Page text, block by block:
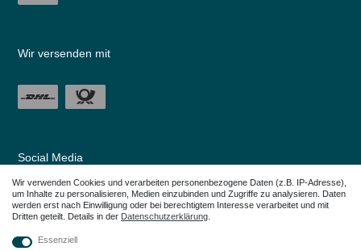
Wir versenden mit
Social Media
Wir verwenden Cookies und verarbeiten personenbezogene Daten (z.B. IP-Adresse),
um Inhalte zu personalisieren, Medien einzubinden und Zugriffe zu analysieren. Daten
werden erst nach Einwilligung oder bei berechtigtem Interesse verarbeitet und mit
Dritten geteilt. Details in der Daten­schutz­erklärung
Essenziell